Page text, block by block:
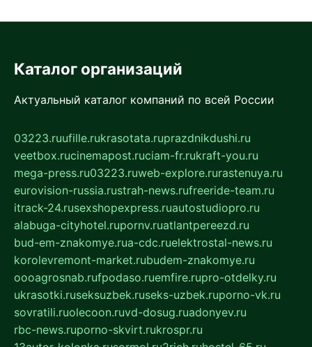
Каталог организаций
Актуальный каталог компаний по всей России
03223.ruufille.rukrasotata.ruprazdnikdushi.ru
veetbox.rucinemapost.ruciam-fr.rukraft-you.ru
mega-press.ru03223.ruweb-explore.rurastenuya.ru
eurovision-russia.rustrah-news.rufreeride-team.ru
itrack-24.rusexshopexpress.ruautostudiopro.ru
alabuga-cityhotel.rupornv.ruatlantpereezd.ru
bud-em-znakomye.rua-cdc.ruelektrostal-news.ru
korolevremont-market.rubudem-znakomye.ru
oooagrosnab.rufpodaso.ruemfire.rupro-otdelky.ru
ukrasotki.ruseksuzbek.ruseks-uzbek.ruporno-vk.ru
sovratili.ruolecoon.ruvd-dosug.ruadonyev.ru
rbc-news.ruporno-skvirt.rukrospr.ru